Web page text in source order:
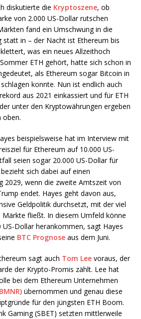
diskutierte die Kryptoszene, ob
von 2.000 US-Dollar rutschen
fand ein Umschwung in die
statt in – der Nacht ist Ethereum bis
was ein neues Allzeithoch
ETH gehört, hatte sich schon in
als Ethereum sogar Bitcoin in
schlagen konnte. Nun ist endlich auch
aus 2021 einkassiert und für ETH
unter den Kryptowährungen ergeben
oben.
beispielsweise hat im Interview mit
für Ethereum auf 10.000 US-
seien sogar 20.000 US-Dollar für
sich dabei auf einen
2029, wenn die zweite Amtszeit von
endet. Hayes geht davon aus,
Geldpolitik durchsetzt, mit der viel
fließt. In diesem Umfeld könne
Dollar herankommen, sagt Hayes
BTC Prognose aus dem Juni.
sagt auch Tom Lee voraus, der
der Krypto-Promis zählt. Lee hat
bei dem Ethereum Unternehmen
übernommen und genau diese
für den jüngsten ETH Boom.
Gaming (SBET) setzten mittlerweile